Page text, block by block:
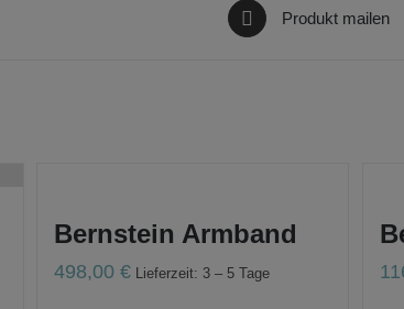
Produkt mailen
Bernstein Armband
498,00€ Lieferzeit: 3 – 5 Tage